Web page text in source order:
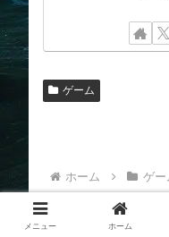
ゲーム
ホーム ゲー
メニュー ホーム